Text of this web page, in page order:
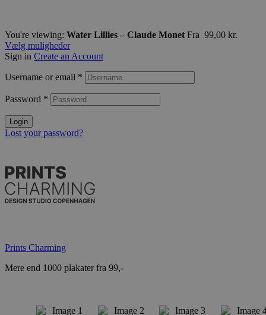
You're viewing: Water Lillies – Claude Monet Fra 99,00 kr.
Vælg muligheder
Sign in Create an Account
Username or email *
Password *
Login
Lost your password?
Prints Charming
Mere end 1000 plakater fra 99,-